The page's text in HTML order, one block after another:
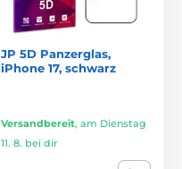
JP 5D Panzerglas,
iPhone 17, schwarz
Versandbereit, am Dienstag
11. 8. bei dir